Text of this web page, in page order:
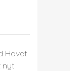
Havet
nyt